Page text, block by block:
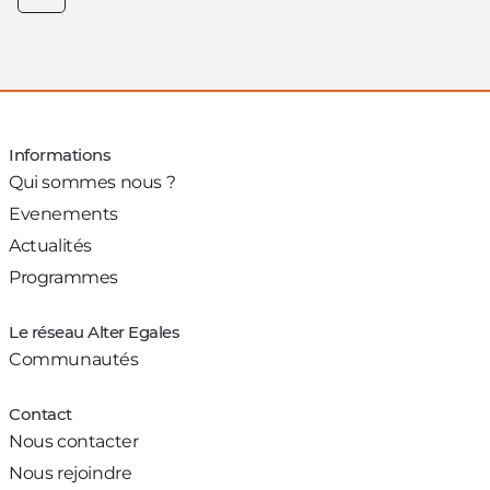
Informations
Qui sommes nous ?
Evenements
Actualités
Programmes
Le réseau Alter Egales
Communautés
Contact
Nous contacter
Nous rejoindre